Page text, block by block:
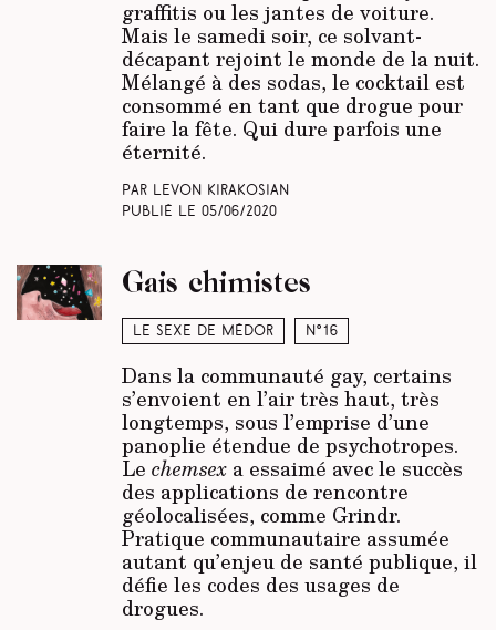
graffitis ou les jantes de voiture.
Mais le samedi soir, ce solvant-
décapant rejoint le monde de la nuit.
Mélangé à des sodas, le cocktail est
consommé en tant que drogue pour
faire la fête. Qui dure parfois une
éternité.
Par Levon Kirakosian
Publié le 05/06/2020
Le sexe de Médor N°16
Gais chimistes
Dans la communauté gay, certains
s’envoient en l’air très haut, très
longtemps, sous l’emprise d’une
panoplie étendue de psychotropes.
Le chemsexa essaimé avec le succès
des applications de rencontre
géolocalisées, comme Grindr.
Pratique communautaire assumée
autant qu’enjeu de santé publique, il
défie les codes des usages de
drogues.